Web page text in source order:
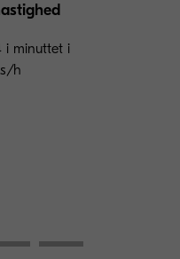
i minuttet i
h